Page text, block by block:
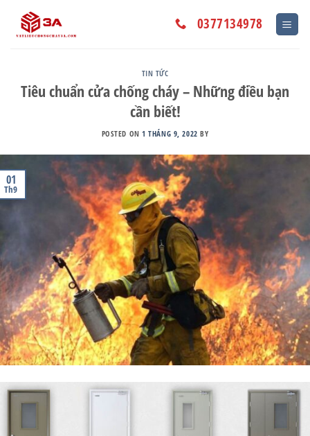
content
0377134978
TIN TỨC
Tiêu chuẩn cửa chống cháy – Những điều bạn
cần biết!
POSTED ON1 THÁNG 9, 2022 BY
01
Th9